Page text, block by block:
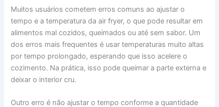
Muitos usuários cometem erros comuns ao ajustar o
tempo e a temperatura da air fryer, o que pode resultar em
alimentos mal cozidos, queimados ou até sem sabor. Um
dos erros mais frequentes é usar temperaturas muito altas
por tempo prolongado, esperando que isso acelere o
cozimento. Na prática, isso pode queimar a parte externa e
deixar o interior cru.
Outro erro é não ajustar o tempo conforme a quantidade